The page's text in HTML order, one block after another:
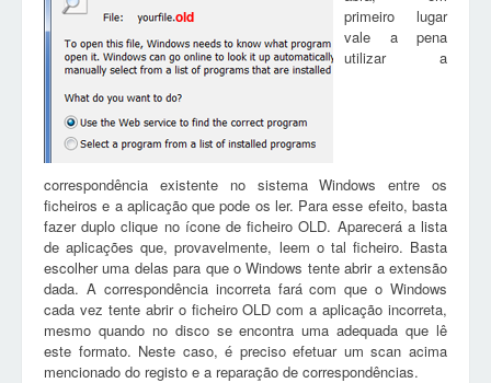
old
primeiro lugar
vale a pena
utilizar a
correspondência existente no sistema Windows entre os
ficheiros e a aplicação que pode os ler. Para esse efeito, basta
fazer duplo clique no ícone de ficheiro OLD. Aparecerá a lista
de aplicações que, provavelmente, leem o tal ficheiro. Basta
escolher uma delas para que o Windows tente abrir a extensão
dada. A correspondência incorreta fará com que o Windows
cada vez tente abrir o ficheiro OLD com a aplicação incorreta,
mesmo quando no disco se encontra uma adequada que lê
este formato. Neste caso, é preciso efetuar um scan acima
mencionado do registo e a reparação de correspondências.